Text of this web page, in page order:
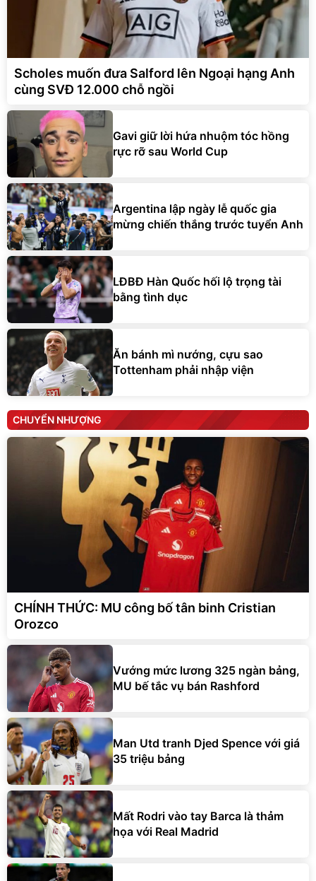
Scholes muốn đưa Salford lên Ngoại hạng Anh
cùng SVĐ 12.000 chỗ ngồi
Gavi giữ lời hứa nhuộm tóc hồng
rực rỡ sau World Cup
Argentina lập ngày lễ quốc gia
mừng chiến thắng trước tuyển Anh
LĐBĐ Hàn Quốc hối lộ trọng tài
bằng tình dục
Ăn bánh mì nướng, cựu sao
Tottenham phải nhập viện
CHUYỂN NHƯỢNG
CHÍNH THỨC: MU công bố tân binh Cristian
Orozco
Vướng mức lương 325 ngàn bảng,
MU bế tắc vụ bán Rashford
Man Utd tranh Djed Spence với giá
35 triệu bảng
Mất Rodri vào tay Barca là thảm
họa với Real Madrid